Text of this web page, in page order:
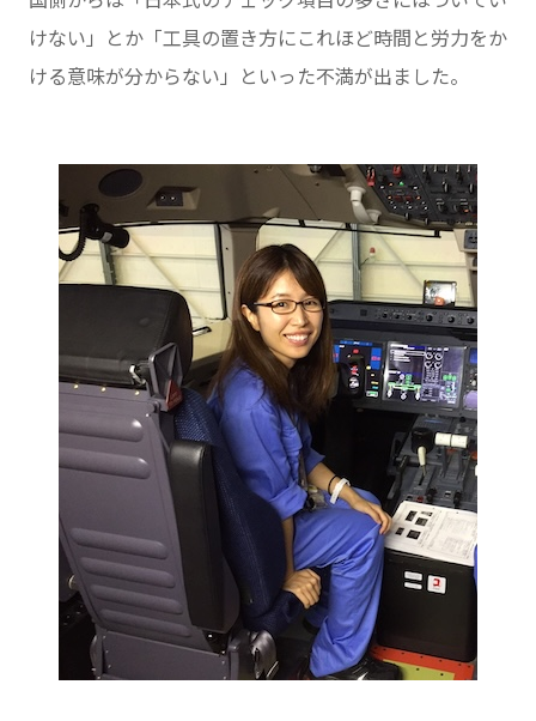
けない」とか「工具の置き方にこれほど時間と労力をか
ける意味が分からない」といった不満が出ました。